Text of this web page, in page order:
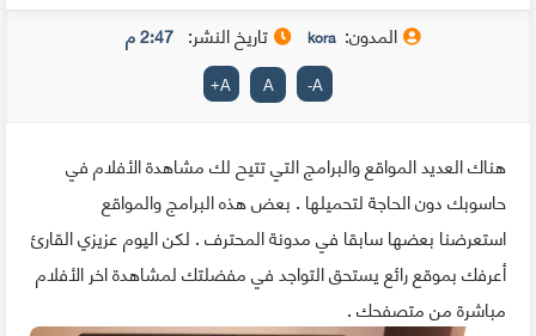
المدون: kora تاريخ النشر: 2:47 م
A
-
A
A
+
هناك العديد المواقع والبرامج التي تتيح لك مشاهدة الأفلام في
حاسوبك دون الحاجة لتحميلها . بعض هذه البرامج والمواقع
استعرضنا بعضها سابقا في مدونة المحترف . لكن اليوم عزيزي القارئ
أعرفك بموقع رائع يستحق التواجد في مفضلتك لمشاهدة اخر الأفلام
مباشرة من متصفحك .